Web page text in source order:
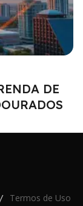
DE
/ Termos de Uso